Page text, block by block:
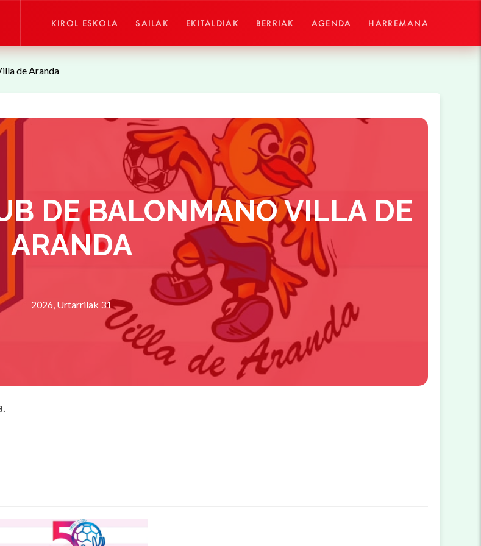
KIROL ESKOLA SAILAK EKITALDIAK BERRIAK AGENDA HARREMANA
de Aranda
DE BALONMANO VILLA DE
ARANDA
2026, Urtarrilak 31